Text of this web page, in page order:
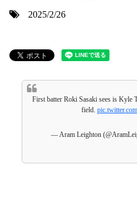
2025/2/26
First batter Roki Sasaki sees is Kyle
field.
— Aram Leighton